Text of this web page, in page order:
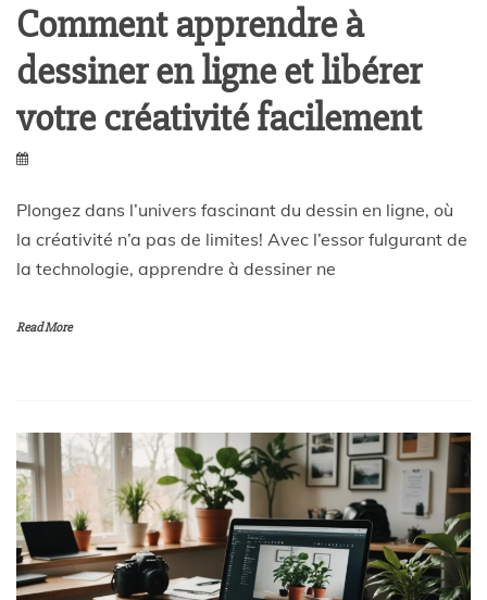
Comment apprendre à
dessiner en ligne et libérer
votre créativité facilement
Plongez dans l’univers fascinant du dessin en ligne, où
la créativité n’a pas de limites! Avec l’essor fulgurant de
la technologie, apprendre à dessiner ne
Read More